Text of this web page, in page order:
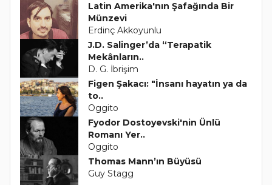
Latin Amerika'nın Şafağında Bir
Münzevi
Erdinç Akkoyunlu
J.D. Salinger’da “Terapatik
Mekânların..
D. G. İbrişim
Figen Şakacı: "İnsanı hayatın ya da
to..
Oggito
Fyodor Dostoyevski'nin Ünlü
Romanı Yer..
Oggito
Thomas Mann’ın Büyüsü
Guy Stagg